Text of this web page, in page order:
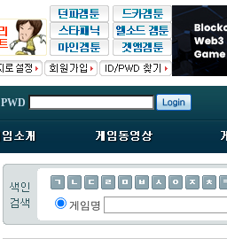
PWD
게임명